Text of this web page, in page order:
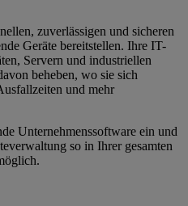
zuverlässigen und sicheren
Geräte bereitstellen. Ihre IT-
Servern und industriellen
beheben, wo sie sich
und mehr
Unternehmenssoftware ein und
so in Ihrer gesamten